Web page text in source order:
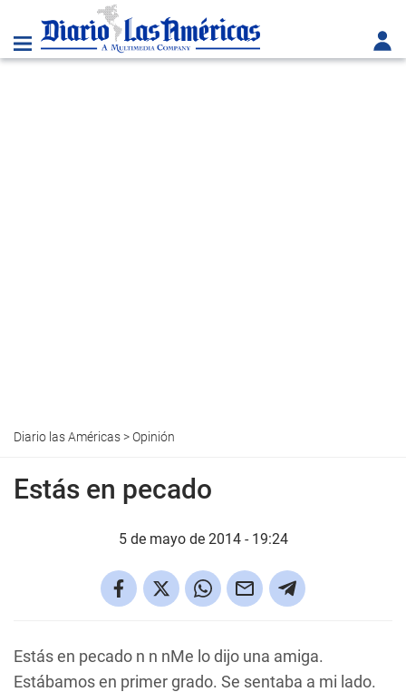
Diario las Américas>Opinión
Estás en pecado
5 de mayo de 2014 - 19:24
Estás en pecado n n nMe lo dijo una amiga.
Estábamos en primer grado. Se sentaba a mi lado.